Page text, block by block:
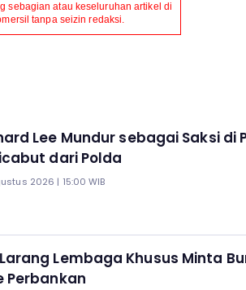
sebagian atau keseluruhan artikel di
tanpa seizin redaksi.
Lee Mundur sebagai Saksi di
dari Polda
2026 | 15:00 WIB
Lembaga Khusus Minta
Perbankan